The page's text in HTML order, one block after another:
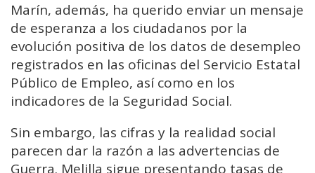
Marín, además, ha querido enviar un mensaje
de esperanza a los ciudadanos por la
evolución positiva de los datos de desempleo
registrados en las oficinas del Servicio Estatal
Público de Empleo, así como en los
indicadores de la Seguridad Social.
Sin embargo, las cifras y la realidad social
parecen dar la razón a las advertencias de
Guerra. Melilla sigue presentando tasas de